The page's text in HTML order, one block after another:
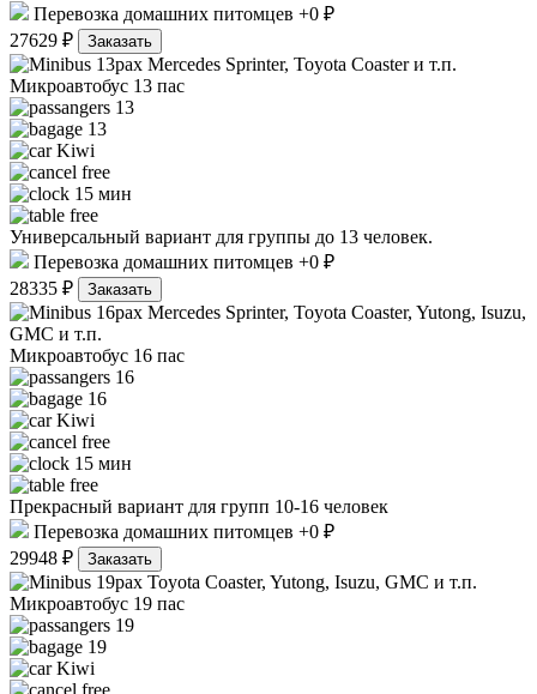
Перевозка домашних питомцев +0 ₽
27629 ₽
Заказать
Mercedes Sprinter, Toyota Coaster и т.п.
Микроавтобус 13 пас
13
13
Kiwi
free
15 мин
free
Универсальный вариант для группы до 13 человек.
Перевозка домашних питомцев +0 ₽
28335 ₽
Заказать
Mercedes Sprinter, Toyota Coaster, Yutong, Isuzu,
GMC и т.п.
Микроавтобус 16 пас
16
16
Kiwi
free
15 мин
free
Прекрасный вариант для групп 10-16 человек
Перевозка домашних питомцев +0 ₽
29948 ₽
Заказать
Toyota Coaster, Yutong, Isuzu, GMC и т.п.
Микроавтобус 19 пас
19
19
Kiwi
free